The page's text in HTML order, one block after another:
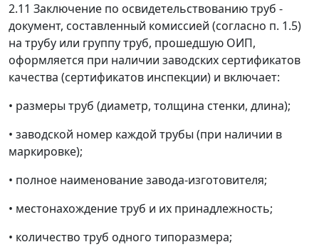
2.11 Заключение по освидетельствованию труб -
документ, составленный комиссией (согласно п. 1.5)
на трубу или группу труб, прошедшую ОИП,
оформляется при наличии заводских сертификатов
качества (сертификатов инспекции) и включает:
• размеры труб (диаметр, толщина стенки, длина);
• заводской номер каждой трубы (при наличии в
маркировке);
• полное наименование завода-изготовителя;
• местонахождение труб и их принадлежность;
• количество труб одного типоразмера;